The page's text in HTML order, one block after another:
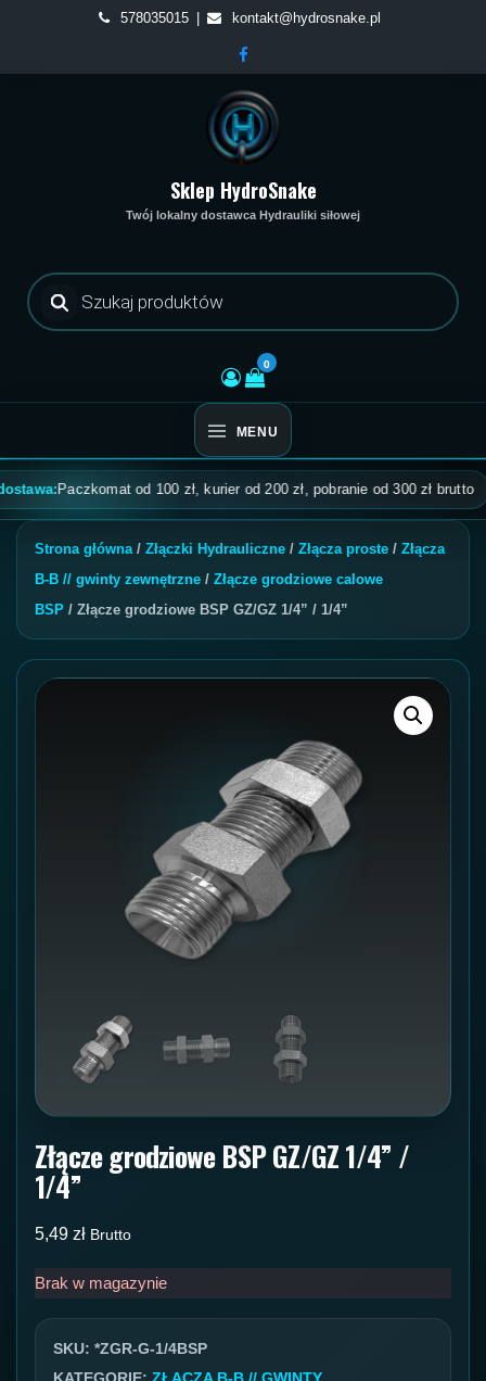
content
578035015 kontakt@hydrosnake.pl
Sklep HydroSnake
Twój lokalny dostawca Hydrauliki siłowej
Wyszukiwarka
produktów
0
MENU
Paczkomat od 100 zł, kurier od 200 zł, pobranie od 300 zł brutto
Strona główna/ Złączki Hydrauliczne / Złącza proste / Złącza
B-B // gwinty zewnętrzne / Złącze grodziowe calowe
BSP / Złącze grodziowe BSP GZ/GZ 1/4” / 1/4”
Złącze grodziowe BSP GZ/GZ 1/4” /
1/4”
5,49 zł Brutto
Brak w magazynie
SKU: *ZGR-G-1/4BSP
KATEGORIE: ZŁĄCZA B-B // GWINTY